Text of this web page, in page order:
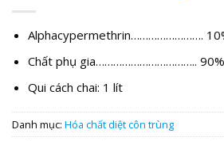
Alphacypermethrin…………………….
Chất phụ gia……………………………..
Qui cách chai: 1 lít
Danh mục: Hóa chất diệt côn trùng